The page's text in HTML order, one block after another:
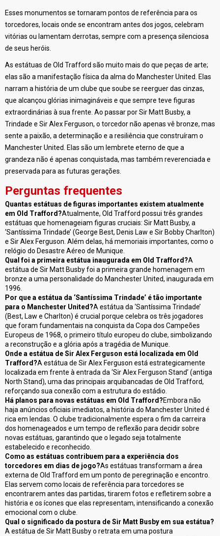
Esses monumentos se tornaram pontos de referência para os
torcedores, locais onde se encontram antes dos jogos, celebram
vitórias ou lamentam derrotas, sempre com a presença silenciosa
de seus heróis.
As estátuas de Old Trafford são muito mais do que peças de arte;
elas são a manifestação física da alma do Manchester United. Elas
narram a história de um clube que soube se reerguer das cinzas,
que alcançou glórias inimagináveis e que sempre teve figuras
extraordinárias à sua frente. Ao passar por Sir Matt Busby, a
Trindade e Sir Alex Ferguson, o torcedor não apenas vê bronze, mas
sente a paixão, a determinação e a resiliência que construíram o
Manchester United. Elas são um lembrete eterno de que a
grandeza não é apenas conquistada, mas também reverenciada e
preservada para as futuras gerações.
Perguntas frequentes
Quantas estátuas de figuras importantes existem atualmente
em Old Trafford?Atualmente, Old Trafford possui três grandes
estátuas que homenageiam figuras cruciais: Sir Matt Busby, a
‘Santíssima Trindade’ (George Best, Denis Law e Sir Bobby Charlton)
e Sir Alex Ferguson. Além delas, há memoriais importantes, como o
relógio do Desastre Aéreo de Munique.
Qual foi a primeira estátua inaugurada em Old Trafford?A
estátua de Sir Matt Busby foi a primeira grande homenagem em
bronze a uma personalidade do Manchester United, inaugurada em
1996.
Por que a estátua da ‘Santíssima Trindade’ é tão importante
para o Manchester United?A estátua da ‘Santíssima Trindade’
(Best, Law e Charlton) é crucial porque celebra os três jogadores
que foram fundamentais na conquista da Copa dos Campeões
Europeus de 1968, o primeiro título europeu do clube, simbolizando
a reconstrução e a glória após a tragédia de Munique.
Onde a estátua de Sir Alex Ferguson está localizada em Old
Trafford?A estátua de Sir Alex Ferguson está estrategicamente
localizada em frente à entrada da ‘Sir Alex Ferguson Stand’ (antiga
North Stand), uma das principais arquibancadas de Old Trafford,
reforçando sua conexão com a estrutura do estádio.
Há planos para novas estátuas em Old Trafford?Embora não
haja anúncios oficiais imediatos, a história do Manchester United é
rica em lendas. O clube tradicionalmente espera o fim da carreira
dos homenageados e um tempo de reflexão para decidir sobre
novas estátuas, garantindo que o legado seja totalmente
estabelecido e reconhecido.
Como as estátuas contribuem para a experiência dos
torcedores em dias de jogo?As estátuas transformam a área
externa de Old Trafford em um ponto de peregrinação e encontro.
Elas servem como locais de referência para torcedores se
encontrarem antes das partidas, tirarem fotos e refletirem sobre a
história e os ícones que elas representam, intensificando a conexão
emocional com o clube.
Qual o significado da postura de Sir Matt Busby em sua estátua?
A estátua de Sir Matt Busby o retrata em uma postura